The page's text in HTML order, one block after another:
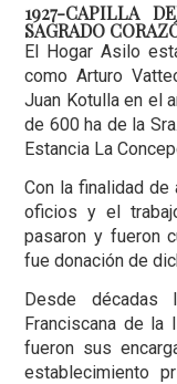
1927-CAPILLA
SAGRADO
El Hogar Asilo
como Arturo
Juan Kotulla en el
de 600 ha de la
Estancia La
Con la finalidad
oficios y el
pasaron y fueron
fue donación de
Desde décadas
Franciscana de la
fueron sus
establecimiento